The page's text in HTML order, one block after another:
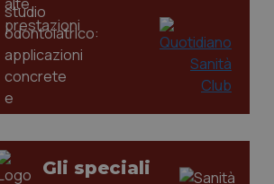
Gli speciali